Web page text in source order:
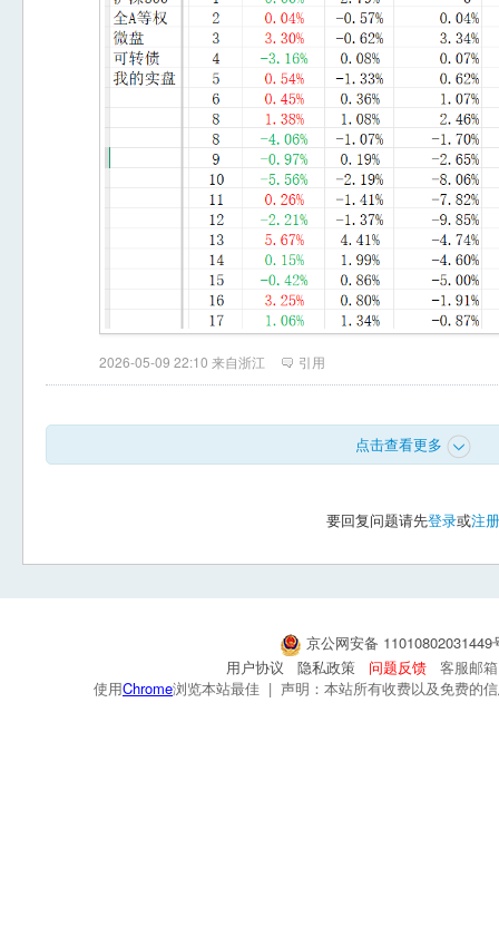
2026-05-09 22:10 来自浙江 引用
点击查看更多
要回复问题请先登录或注册
京公网安备
用户协议
隐私政策 问题反馈
客服邮
使用Chrome浏览本站最佳 | 声明：本站所有收费以及免费的